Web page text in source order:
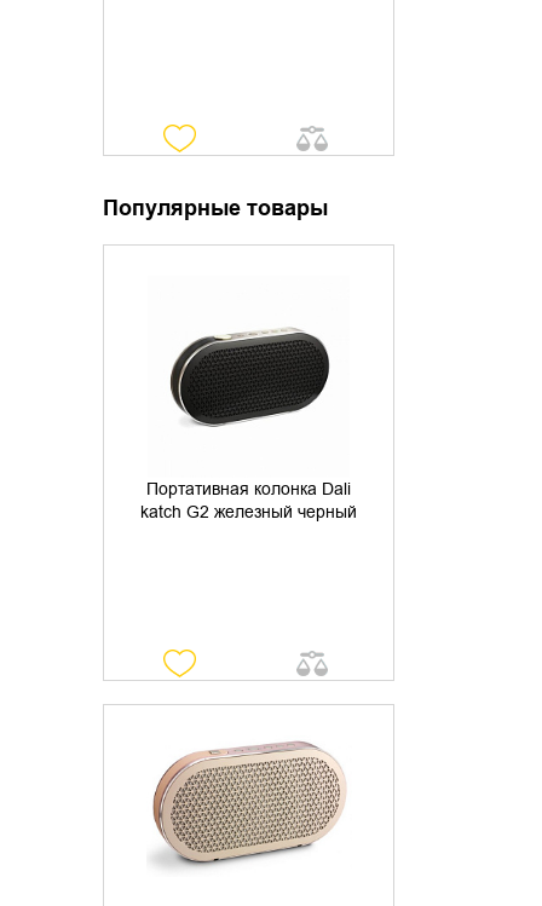
Популярные товары
Портативная колонка Dali
katch G2 железный черный
УТОЧНИТЬ НАЛИЧИЕ